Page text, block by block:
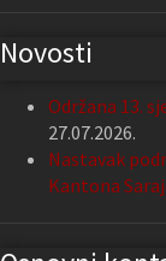
Novosti
Održana 13.
27.07.2026.
Nastavak
Kantona